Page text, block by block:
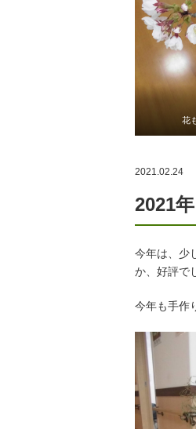
花
2021.02.24
2021
今年は、少
か、好評で
今年も手作